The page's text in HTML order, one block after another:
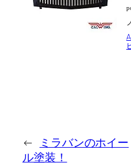
←
ミラバンのホイー
ル塗装！